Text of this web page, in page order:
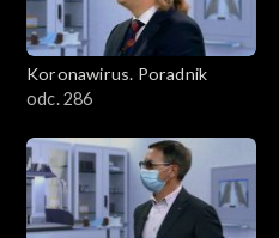
Koronawirus. Poradnik
odc. 286